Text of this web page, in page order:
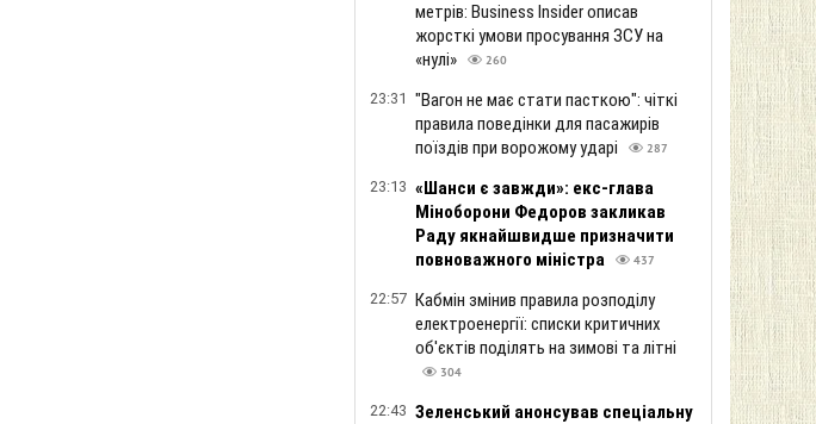
метрів: Business Insider описав
жорсткі умови просування ЗСУ на
«нулі»
260
23:31 "Вагон не має стати пасткою": чіткі
правила поведінки для пасажирів
поїздів при ворожому ударі
287
23:13 «Шанси є завжди»: екс-глава
Міноборони Федоров закликав
Раду якнайшвидше призначити
повноважного міністра
437
22:57 Кабмін змінив правила розподілу
електроенергії: списки критичних
об'єктів поділять на зимові та літні
304
22:43 Зеленський анонсував спеціальну